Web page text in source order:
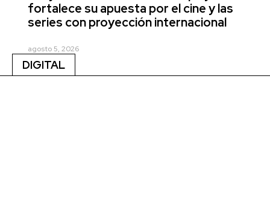
fortalece su apuesta por el cine y las
series con proyección internacional
agosto 5, 2026
DIGITAL